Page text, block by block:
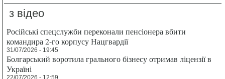
з відео
Російські спецслужби переконали пенсіонера вбити
командира 2-го корпусу Нацгвардії
31/07/2026 - 19:45
Болгарський воротила грального бізнесу отримав ліцензії в
Україні
22/07/2026 - 12:59